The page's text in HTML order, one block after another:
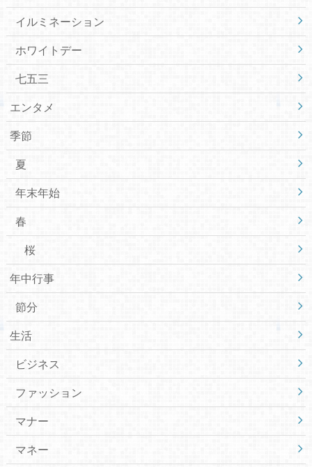
イルミネーション
ホワイトデー
七五三
エンタメ
季節
夏
年末年始
春
桜
年中行事
節分
生活
ビジネス
ファッション
マナー
マネー